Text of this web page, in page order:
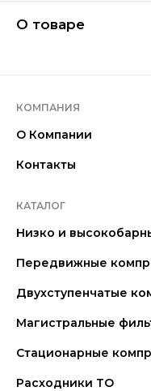
О товаре
КОМПАНИЯ
О Компании
Контакты
КАТАЛОГ
Низко и
Передвижные
Двухступенчатые
Магистральные
Стационарные
Расходники ТО